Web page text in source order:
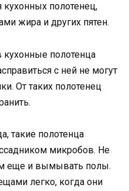
кухонных полотенец,
жира и других пятен.
кухонные полотенца
с ней не могут
От таких полотенец
такие полотенца
микробов. Не
еще и вымывать полы.
легко, когда они